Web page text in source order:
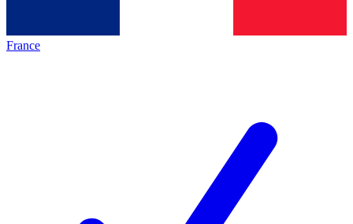
France